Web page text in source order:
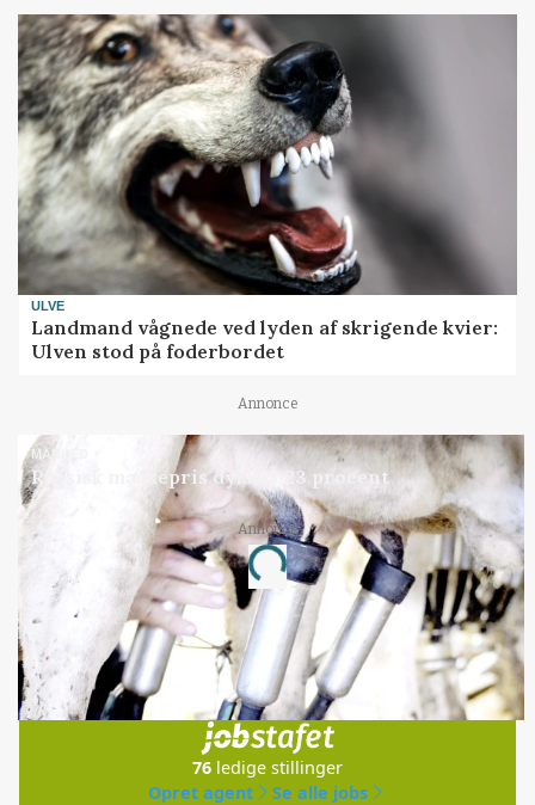
ULVE
Landmand vågnede ved lyden af skrigende kvier:
Ulven stod på foderbordet
Annonce
MARKED
Russisk mælkepris dykker 23 procent
Annonce
Loading...
Jobs
i samarbejde med
76 ledige stillinger
Opret agent
Se alle jobs